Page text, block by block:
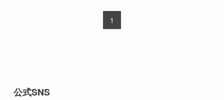
1
公式SNS